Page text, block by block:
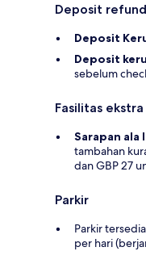
Deposit
Deposit
Deposit
sebelum
Fasilitas
Sarapan ala
tambahan
dan GBP 27
Parkir
Parkir
per hari